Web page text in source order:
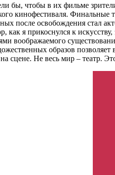
бы, чтобы в их фильме
кинофестиваля. Финальные
после освобождения стал
как я прикоснулся к
воображаемого
образов
сцене. Не весь мир – театр.